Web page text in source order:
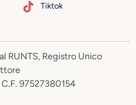
Tiktok
RUNTS, Registro Unico
97527380154